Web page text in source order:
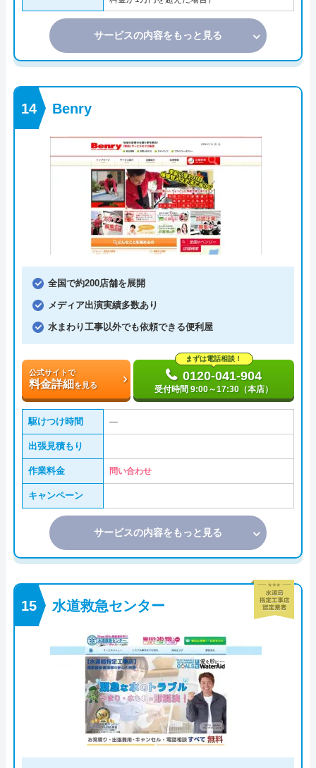
サービスの内容をもっと見る
Benry
全国で約200店舗を展開
メディア出演実績多数あり
水まわり工事以外でも依頼できる便利屋
公式サイトで
料金詳細を見る
まずは電話相談！
0120-041-904
受付時間 9:00～17:30（本店）
駆けつけ時間 ―
出張見積もり
作業料金 問い合わせ
キャンペーン
サービスの内容をもっと見る
水道救急センター